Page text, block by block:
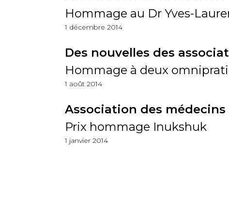
Hommage au Dr Yves-
1 décembre 2014
Des nouvelles des
Hommage à deux
1 août 2014
Association des médecins
Prix hommage Inukshuk
1 janvier 2014